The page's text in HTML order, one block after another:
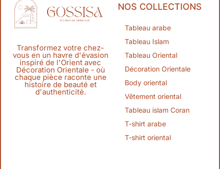
Transformez votre chez-
vous en un havre d'évasion
inspiré de l'Orient avec
Décoration Orientale - où
chaque pièce raconte une
histoire de beauté et
d'authenticité.
NOS COLLECTIONS
Tableau arabe
Tableau Islam
Tableau Oriental
Décoration Orientale
Body oriental
Vêtement oriental
Tableau islam Coran
T-shirt arabe
T-shirt oriental